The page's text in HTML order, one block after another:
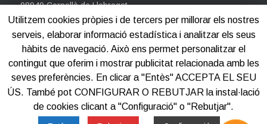
08940 Cornellà de Llobregat
Barcelona
Telèfon: 93 474 80 42
©2012-2025 Centre d'Empreses PROCORNELLÀ
Utilitzem cookies pròpies i de tercers per millorar els nostres
serveis, elaborar informació estadística i analitzar els seus
hàbits de navegació. Això ens permet personalitzar el
contingut que oferim i mostrar publicitat relacionada amb les
seves preferències. En clicar a "Entès" ACCEPTA EL SEU
ÚS. També pot CONFIGURAR O REBUTJAR la instal·lació
de cookies clicant a "Configuració" o "Rebutjar".